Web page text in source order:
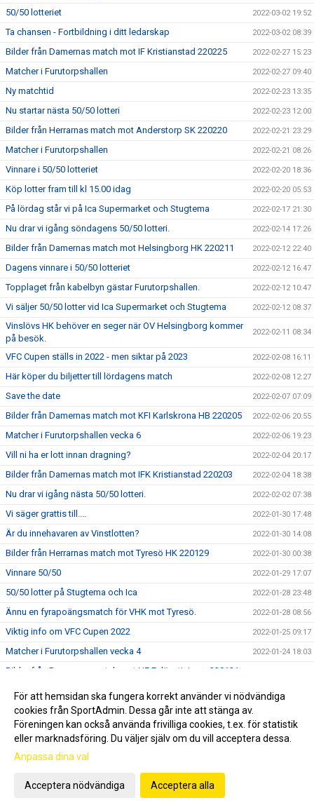
50/50 lotteriet 2022-03-02 19:52
Ta chansen - Fortbildning i ditt ledarskap 2022-03-02 08:39
Bilder från Damernas match mot IF Kristianstad 220225 2022-02-27 15:23
Matcher i Furutorpshallen 2022-02-27 09:40
Ny matchtid 2022-02-23 13:35
Nu startar nästa 50/50 lotteri 2022-02-23 12:00
Bilder från Herrarnas match mot Anderstorp SK 220220 2022-02-21 23:29
Matcher i Furutorpshallen 2022-02-21 08:26
Vinnare i 50/50 lotteriet 2022-02-20 18:36
Köp lotter fram till kl 15.00 idag 2022-02-20 05:53
På lördag står vi på Ica Supermarket och Stugtema 2022-02-17 21:30
Nu drar vi igång söndagens 50/50 lotteri. 2022-02-14 17:26
Bilder från Damernas match mot Helsingborg HK 220211 2022-02-12 22:40
Dagens vinnare i 50/50 lotteriet 2022-02-12 16:47
Topplaget från kabelbyn gästar Furutorpshallen. 2022-02-12 10:47
Vi säljer 50/50 lotter vid Ica Supermarket och Stugtema 2022-02-12 08:37
Vinslövs HK behöver en seger när OV Helsingborg kommer
på besök.
2022-02-11 08:34
VFC Cupen ställs in 2022 - men siktar på 2023 2022-02-08 16:11
Här köper du biljetter till lördagens match 2022-02-08 12:27
Save the date 2022-02-07 07:09
Bilder från Damernas match mot KFI Karlskrona HB 220205 2022-02-06 20:55
Matcher i Furutorpshallen vecka 6 2022-02-06 19:23
Vill ni ha er lott innan dragning? 2022-02-04 20:17
Bilder från Damernas match mot IFK Kristianstad 220203 2022-02-04 18:38
Nu drar vi igång nästa 50/50 lotteri. 2022-02-02 07:38
Vi säger grattis till.... 2022-01-30 17:48
Är du innehavaren av Vinstlotten? 2022-01-30 14:08
Bilder från Herrarnas match mot Tyresö HK 220129 2022-01-30 00:38
Vinnare 50/50 2022-01-29 17:07
50/50 lotter på Stugtema och Ica 2022-01-28 23:48
Ännu en fyrapoängsmatch för VHK mot Tyresö. 2022-01-28 08:56
Viktig info om VFC Cupen 2022 2022-01-25 09:17
Matcher i Furutorpshallen vecka 4 2022-01-24 18:03
Bilder från Damernas match mot HF Eslövstjejerna 220121
USM i Furutorpshallen 22 januari 2022-01-22 07:56
Nu drar nästa 50/50 lotteri igång
Matcher i Furutorpshallen vecka 3 2022-01-18 07:13
Ändringar i schemat för helgens matcher
För att hemsidan ska fungera korrekt använder vi nödvändiga
cookies från SportAdmin. Dessa går inte att stänga av.
Föreningen kan också använda frivilliga cookies, t.ex. för statistik
eller marknadsföring. Du väljer själv om du vill acceptera dessa.
Anpassa dina val
Acceptera nödvändiga Acceptera alla